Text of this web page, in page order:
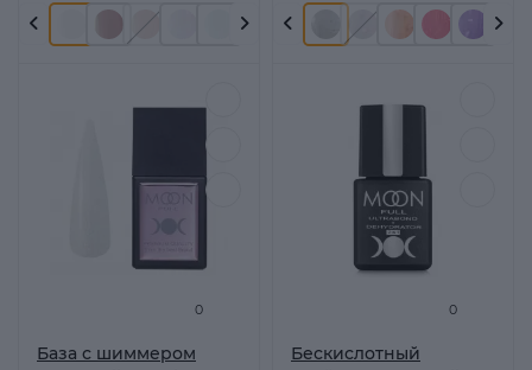
0
База с шиммером
0
Бескислотный